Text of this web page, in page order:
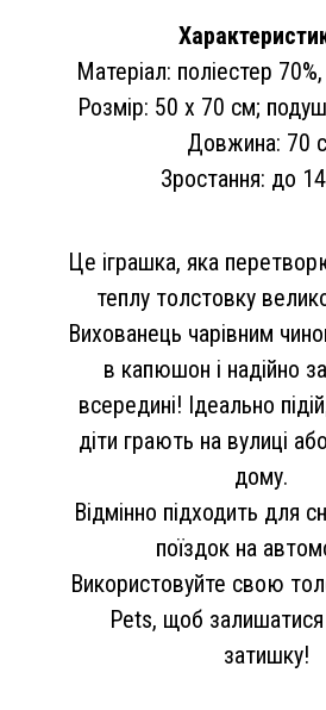
Матеріал: поліестер
Розмір: 50 х 70 см;
Довжина: 70
Зростання: до
Це іграшка, яка
теплу толстовку
Вихованець чарівним
в капюшон і надійно
всередині! Ідеально
діти грають на вулиці
дому.
Відмінно підходить для
поїздок на
Використовуйте свою
Pets, щоб залишатися
затишку!